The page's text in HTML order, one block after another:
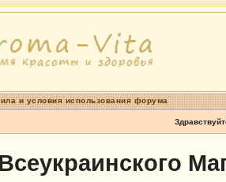
и условия использования форума